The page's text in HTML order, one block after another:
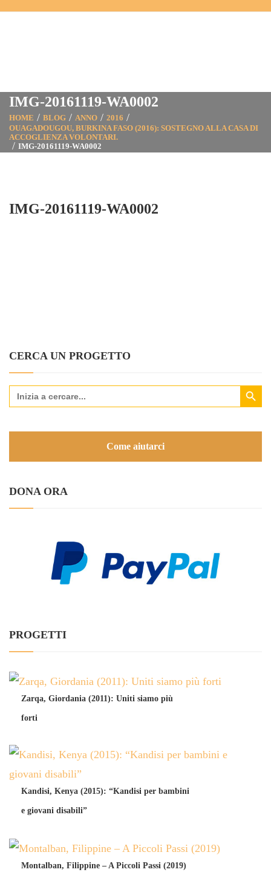
IMG-20161119-WA0002
HOME BLOG ANNO
2016
OUAGADOUGOU, BURKINA FASO (2016): SOSTEGNO ALLA CASA DI
ACCOGLIENZA VOLONTARI.
IMG-20161119-WA0002
IMG-20161119-WA0002
CERCA UN PROGETTO
Search
for:
Search Button
Come aiutarci
DONA ORA
PROGETTI
Zarqa, Giordania (2011): Uniti siamo più
forti
Kandisi, Kenya (2015): “Kandisi per bambini
e giovani disabili”
Montalban, Filippine – A Piccoli Passi (2019)